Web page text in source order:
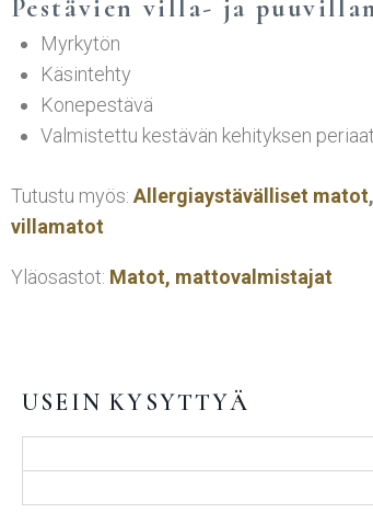
Pestävien villa- ja
Myrkytön
Käsintehty
Konepestävä
Valmistettu kestävän kehityksen
Tutustu myös: Allergiaystävälliset matot,
villamatot
Yläosastot: Matot, mattovalmistajat
USEIN KYSYTTYÄ